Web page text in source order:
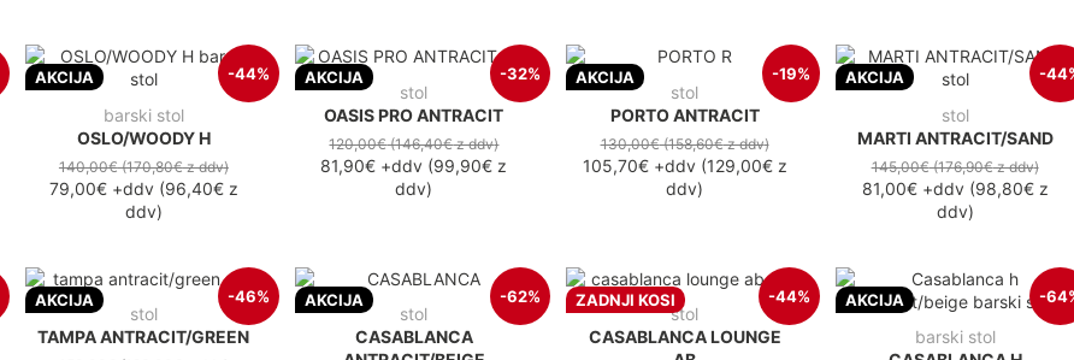
AKCIJA -44%
barski stol
OSLO/WOODY H
140,00€(170,80€z ddv)
79,00€+ddv(96,40€z
ddv)
AKCIJA -32%
stol
OASIS PRO ANTRACIT
120,00€(146,40€z ddv)
81,90€ +ddv (99,90€ z
ddv)
AKCIJA -19%
stol
PORTO ANTRACIT
130,00€(158,60€z ddv)
105,70€+ddv(129,00€z
ddv)
AKCIJA -
stol
MARTI ANTRACIT/SAND
145,00€(176,90€z ddv)
81,00€+ddv(98,80€z
ddv)
AKCIJA -46%
stol
TAMPA ANTRACIT/GREEN
AKCIJA -62%
stol
CASABLANCA
ZADNJI KOSI -44%
stol
CASABLANCA LOUNGE
AKCIJA -
barski stol